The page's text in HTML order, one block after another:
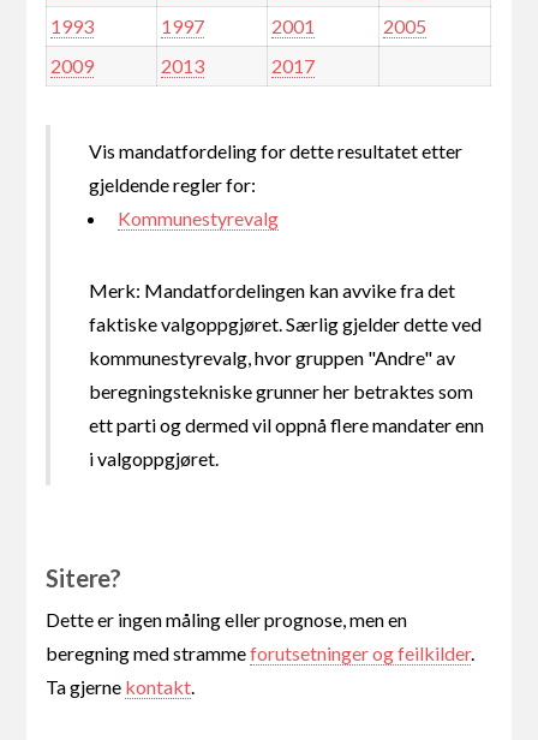
1993
1997 2001
2005
2009
2013 2017
Vis mandatfordeling for dette resultatet etter
gjeldende regler for:
Kommunestyrevalg
Merk: Mandatfordelingen kan avvike fra det
faktiske valgoppgjøret. Særlig gjelder dette ved
kommunestyrevalg, hvor gruppen "Andre" av
beregningstekniske grunner her betraktes som
ett parti og dermed vil oppnå flere mandater enn
i valgoppgjøret.
Sitere?
Dette er ingen måling eller prognose, men en
beregning med strammeforutsetninger og feilkilder.
Ta gjerne kontakt.